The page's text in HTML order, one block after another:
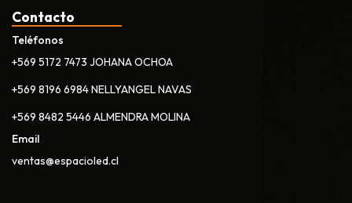
Contacto
Teléfonos
+569 5172 7473 JOHANA OCHOA
+569 8196 6984 NELLYANGEL NAVAS
+569 8482 5446 ALMENDRA MOLINA
Email
ventas@espacioled.cl